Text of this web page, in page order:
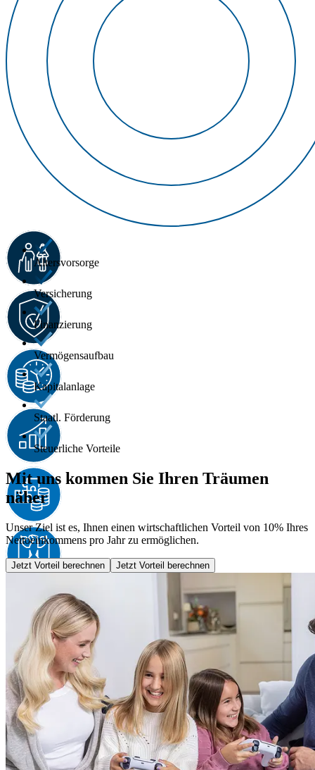
Altersvorsorge
Versicherung
Finanzierung
Vermögensaufbau
Kapitalanlage
Staatl. Förderung
Steuerliche Vorteile
Mit uns kommen Sie Ihren Träumen
näher
Unser Ziel ist es, Ihnen einen wirtschaftlichen Vorteil von 10% Ihres
Nettoeinkommens pro Jahr zu ermöglichen.
Jetzt Vorteil berechnen Jetzt Vorteil berechnen